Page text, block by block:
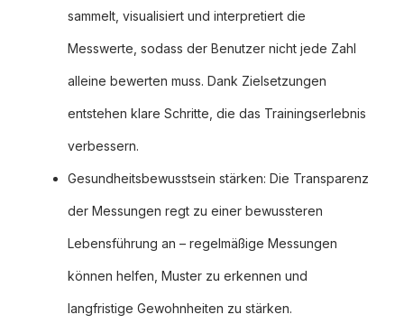
sammelt, visualisiert und interpretiert die
Messwerte, sodass der Benutzer nicht jede Zahl
alleine bewerten muss. Dank Zielsetzungen
entstehen klare Schritte, die das Trainingserlebnis
verbessern.
Gesundheitsbewusstsein stärken: Die Transparenz
der Messungen regt zu einer bewussteren
Lebensführung an – regelmäßige Messungen
können helfen, Muster zu erkennen und
langfristige Gewohnheiten zu stärken.